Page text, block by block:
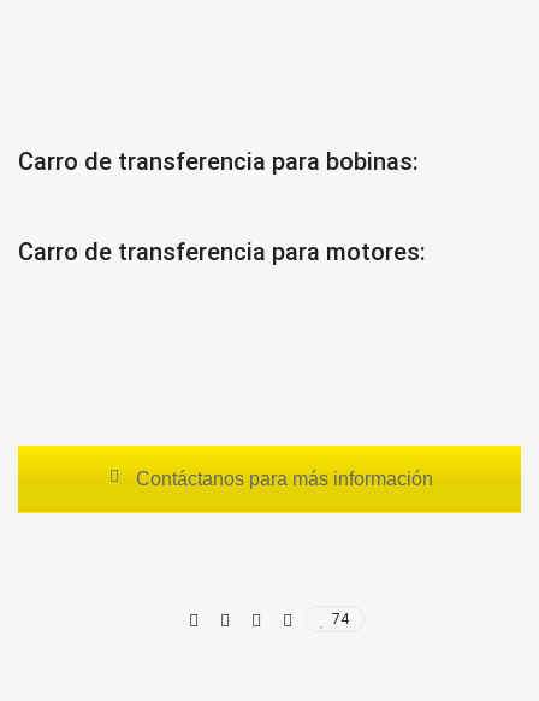
Carro de transferencia para bobinas:
Carro de transferencia para motores:
Contáctanos para más información
74